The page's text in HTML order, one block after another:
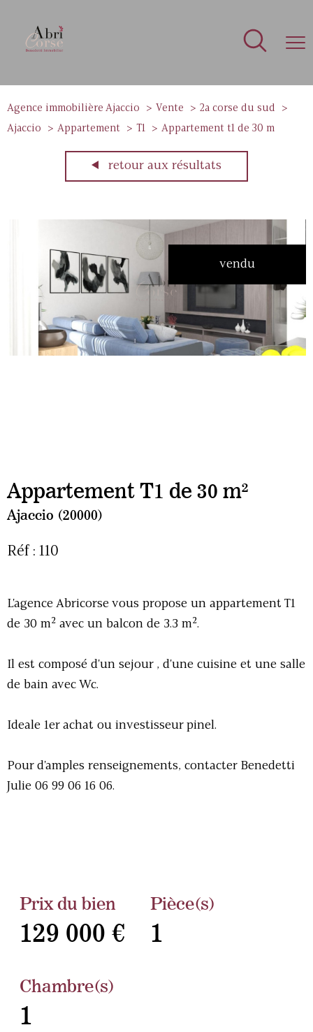
Agence immobilière Ajaccio Vente
2a corse du sud
Ajaccio
Appartement T1 Appartement t1 de 30 m
retour aux résultats
vendu
Appartement T1 de 30 m²
Ajaccio (20000)
Réf : 110
L'agence Abricorse vous propose un appartement T1
de 30 m² avec un balcon de 3.3 m².
Il est composé d'un sejour , d'une cuisine et une salle
de bain avec Wc.
Ideale 1er achat ou investisseur pinel.
Pour d'amples renseignements, contacter Benedetti
Julie 06 99 06 16 06.
Prix du bien
129 000 €
Pièce(s)
1
Chambre(s)
1